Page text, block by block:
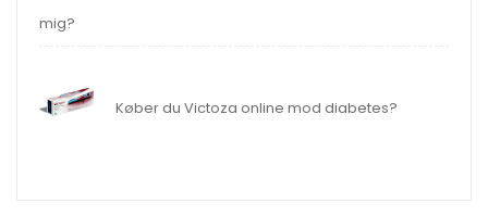
mig?
Køber du Victoza online mod diabetes?